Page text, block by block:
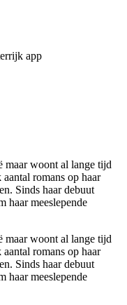
app
maar woont al lange tijd
romans op haar
Sinds haar debuut
haar meeslepende
maar woont al lange tijd
romans op haar
Sinds haar debuut
haar meeslepende